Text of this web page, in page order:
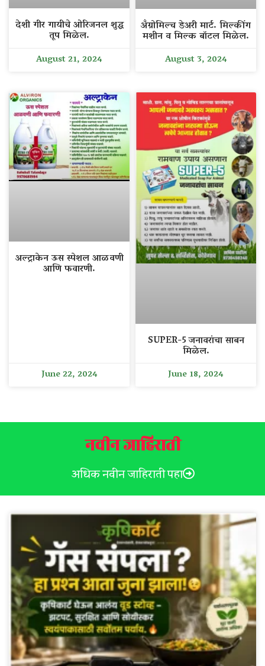
देशी गीर गायीचे ओरिजनल शुद्ध
तूप मिळेल.
August 21, 2024
अँग्रोमिल्च डेअरी मार्ट. मिल्कींग
मशीन व मिल्क बॉटल मिळेल.
August 3, 2024
अल्ट्राकेन ऊस स्पेशल आळवणी
आणि फवारणी.
June 22, 2024
SUPER-5 जनावरांचा साबन
मिळेल.
June 18, 2024
नवीन जाहिराती
अधिक नवीन जाहिराती पहा